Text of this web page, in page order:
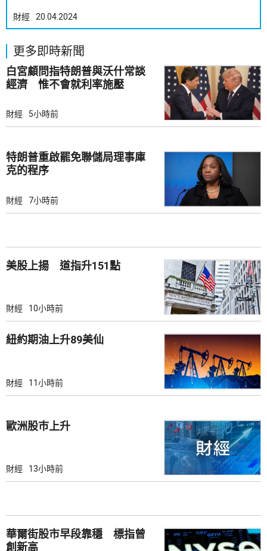
財經 20.04.2024
更多即時新聞
白宮顧問指特朗普與沃什常談
經濟 惟不會就利率施壓
財經 5小時前
特朗普重啟罷免聯儲局理事庫
克的程序
財經 7小時前
美股上揚 道指升151點
財經 10小時前
紐約期油上升89美仙
財經 11小時前
歐洲股巿上升
財經 13小時前
華爾街股市早段靠穩 標指曾
創新高